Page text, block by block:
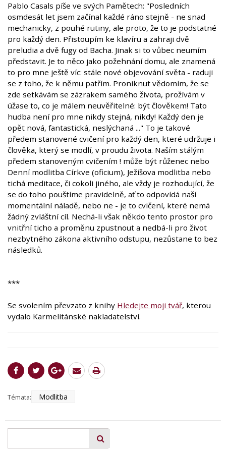
Pablo Casals píše ve svých Pamětech: "Posledních
osmdesát let jsem začínal každé ráno stejně - ne snad
mechanicky, z pouhé rutiny, ale proto, že to je podstatné
pro každý den. Přistoupím ke klavíru a zahraji dvě
preludia a dvě fugy od Bacha. Jinak si to vůbec neumím
představit. Je to něco jako požehnání domu, ale znamená
to pro mne ještě víc: stále nové objevování světa - raduji
se z toho, že k němu patřím. Proniknut vědomím, že se
zde setkávám se zázrakem samého života, prožívám v
úžase to, co je málem neuvěřitelné: být člověkem! Tato
hudba není pro mne nikdy stejná, nikdy! Každý den je
opět nová, fantastická, neslýchaná ..." To je takové
předem stanovené cvičení pro každý den, které udržuje i
člověka, který se modlí, v proudu života. Naším stálým
předem stanoveným cvičením ! může být růženec nebo
Denní modlitba Církve (oficium), Ježíšova modlitba nebo
tichá meditace, či cokoli jiného, ale vždy je rozhodující, že
se do toho pouštíme pravidelně, ať to odpovídá naší
momentální náladě, nebo ne - je to cvičení, které nemá
žádný zvláštní cíl. Nechá-li však někdo tento prostor pro
vnitřní ticho a proměnu zpustnout a nedbá-li pro život
nezbytného zákona aktivního odstupu, nezůstane to bez
následků.
***
Se svolením převzato z knihy Hledejte moji tvář, kterou
vydalo Karmelitánské nakladatelství.
Témata: Modlitba